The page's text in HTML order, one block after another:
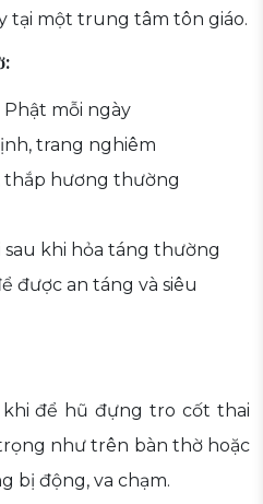
tại một trung tâm tôn giáo.
mỗi ngày
trang nghiêm
thắp hương thường
sau khi hỏa táng thường
được an táng và siêu
để hũ đựng tro cốt thai
như trên bàn thờ hoặc
bị động, va chạm.